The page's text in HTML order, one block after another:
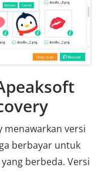
menawarkan versi
berbayar untuk
berbeda. Versi